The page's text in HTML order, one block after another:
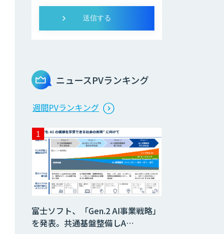
ニュースPVランキング
週間PVランキング
富士ソフト、「Gen.2 AI事業戦略」
を発表。共通基盤整備しA…